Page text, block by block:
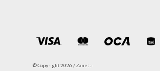
© Copyright 2026 / Zanetti